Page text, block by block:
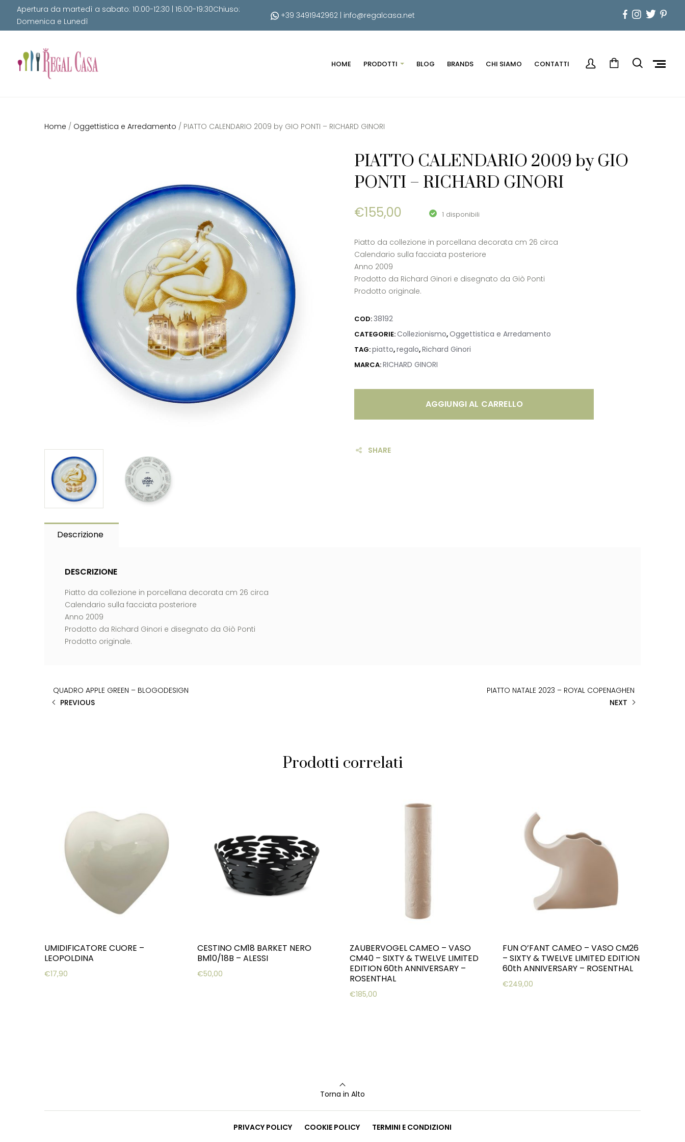
Apertura da martedì a sabato: 10:00-12:30 | 16:00-19:30Chiuso:
Domenica e Lunedì
+39 3491942962| info@regalcasa.net
HOME PRODOTTI BLOG BRANDS CHI SIAMO CONTATTI
Home / Oggettistica e Arredamento / PIATTO CALENDARIO 2009 by GIO PONTI – RICHARD GINORI
PIATTO CALENDARIO 2009 by GIO
PONTI – RICHARD GINORI
€155,00 1 disponibili
Piatto da collezione in porcellana decorata cm 26 circa
Calendario sulla facciata posteriore
Anno 2009
Prodotto da Richard Ginori e disegnato da Giò Ponti
Prodotto originale.
COD:38192
CATEGORIE:Collezionismo,Oggettistica e Arredamento
TAG:piatto,regalo,Richard Ginori
MARCA:RICHARD GINORI
AGGIUNGI AL CARRELLO
SHARE
Descrizione
DESCRIZIONE
Piatto da collezione in porcellana decorata cm 26 circa
Calendario sulla facciata posteriore
Anno 2009
Prodotto da Richard Ginori e disegnato da Giò Ponti
Prodotto originale.
QUADRO APPLE GREEN – BLOGODESIGN
PREVIOUS
PIATTO NATALE 2023 – ROYAL COPENAGHEN
NEXT
Prodotti correlati
UMIDIFICATORE CUORE –
LEOPOLDINA
€17,90
CESTINO CM18 BARKET NERO
BM10/18B – ALESSI
€50,00
ZAUBERVOGEL CAMEO – VASO
CM40 – SIXTY & TWELVE LIMITED
EDITION 60th ANNIVERSARY –
ROSENTHAL
€185,00
FUN O’FANT CAMEO – VASO CM26
– SIXTY & TWELVE LIMITED EDITION
60th ANNIVERSARY – ROSENTHAL
€249,00
Torna in Alto
PRIVACY POLICY COOKIE POLICY TERMINI E CONDIZIONI